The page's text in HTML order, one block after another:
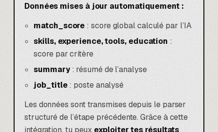
Données mises à jour automatiquement :
match_score: score global calculé par l’IA
skills, experience, tools, education :
score par critère
summary: résumé de l’analyse
job_title: poste analysé
Les données sont transmises depuis le parser
structuré de l’étape précédente. Grâce à cette
intégration, tu peux exploiter tes résultats